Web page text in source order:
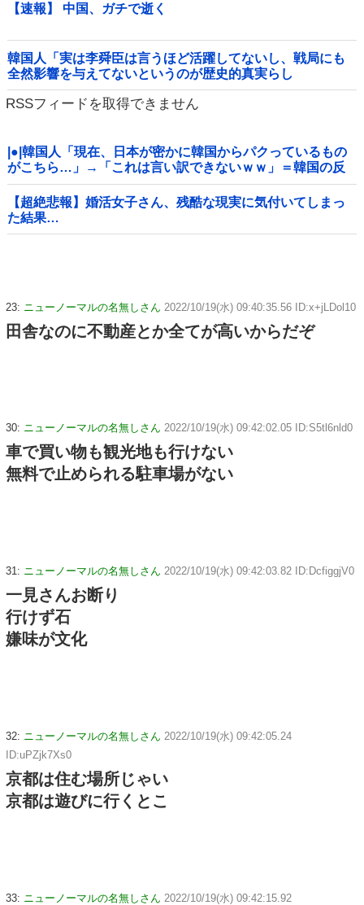
【速報】 中国、ガチで逝く
韓国人「実は李舜臣は言うほど活躍してないし、戦局にも
全然影響を与えてないというのが歴史的真実らし
い・・・」
RSSフィードを取得できません
|●|韓国人「現在、日本が密かに韓国からパクっているもの
がこちら…」→「これは言い訳できないｗｗ」＝韓国の反
応
【超絶悲報】婚活女子さん、残酷な現実に気付いてしまっ
た結果…
23: ニューノーマルの名無しさん 2022/10/19(水) 09:40:35.56 ID:x+jLDol10
田舎なのに不動産とか全てが高いからだぞ
30: ニューノーマルの名無しさん 2022/10/19(水) 09:42:02.05 ID:S5tl6nld0
車で買い物も観光地も行けない
無料で止められる駐車場がない
31: ニューノーマルの名無しさん 2022/10/19(水) 09:42:03.82 ID:DcfiggjV0
一見さんお断り
行けず石
嫌味が文化
32: ニューノーマルの名無しさん 2022/10/19(水) 09:42:05.24
ID:uPZjk7Xs0
京都は住む場所じゃい
京都は遊びに行くとこ
33: ニューノーマルの名無しさん 2022/10/19(水) 09:42:15.92